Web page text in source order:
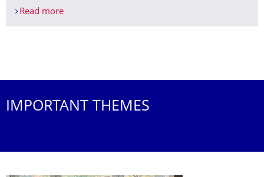
Read moreVerteidigung der Doktorarbeit von Nicolas Regel
IMPORTANT THEMES